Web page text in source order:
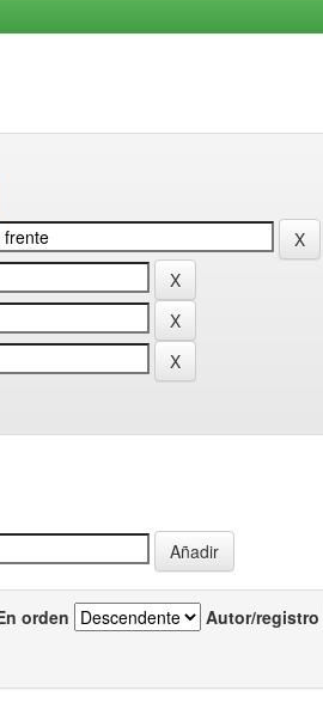
orden Autor/registro